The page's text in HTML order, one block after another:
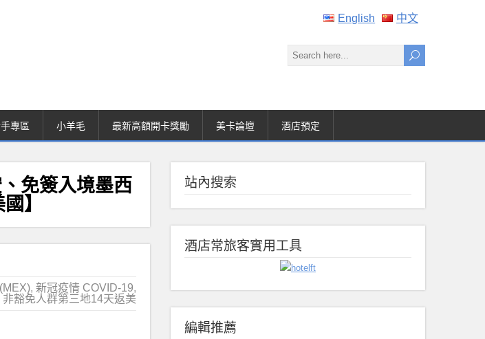
English 中文
專區 小羊毛 最新高額開卡獎勵 美卡論壇 酒店預定
免簽入境墨西
】
, 新冠疫情 COVID-19,
非豁免人群第三地14天返美
站內搜索
酒店常旅客實用工具
編輯推薦